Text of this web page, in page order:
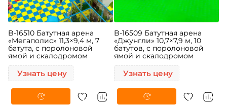
B-16510 Батутная арена
«Мегаполис» 11,3×9,4 м, 7
батута, с поролоновой
ямой и скалодромом
Узнать цену
B-16509 Батутная арена
«Джунгли» 10,7×7,9 м, 10
батутов, с поролоновой
ямой и скалодромом
Узнать цену